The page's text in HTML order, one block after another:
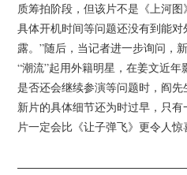
质筹拍阶段，但该片不是《上河图
具体开机时间等问题还没有到能
露。”随后，当记者进一步询问，
“潮流”起用外籍明星，在姜文近
是否还会继续参演等问题时，阎
新片的具体细节还为时过早，只
片一定会比《让子弹飞》更令人惊